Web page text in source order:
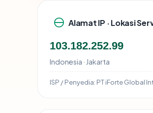
Alamat IP · Lokasi
103.182.252.99
Indonesia · Jakarta
ISP / Penyedia: PT iForte Global